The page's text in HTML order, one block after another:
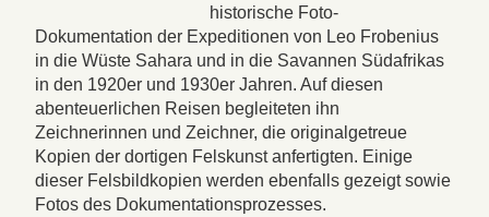
historische Foto-
Dokumentation der Expeditionen von Leo Frobenius
in die Wüste Sahara und in die Savannen Südafrikas
in den 1920er und 1930er Jahren. Auf diesen
abenteuerlichen Reisen begleiteten ihn
Zeichnerinnen und Zeichner, die originalgetreue
Kopien der dortigen Felskunst anfertigten. Einige
dieser Felsbildkopien werden ebenfalls gezeigt sowie
Fotos des Dokumentationsprozesses.